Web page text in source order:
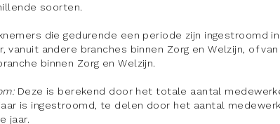
soorten.
die gedurende een periode zijn ingestroomd in
vanuit andere branches binnen Zorg en Welzijn, of
binnen Zorg en Welzijn.
Deze is berekend door het totale aantal
is ingestroomd, te delen door het aantal
jaar.